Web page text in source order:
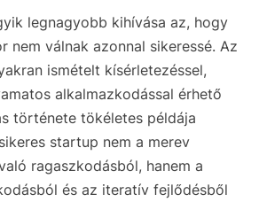
legnagyobb kihívása az, hogy
nem válnak azonnal sikeressé. Az
ismételt kísérletezéssel,
alkalmazkodással érhető
története tökéletes példája
startup nem a merev
ragaszkodásból, hanem a
és az iteratív fejlődésből